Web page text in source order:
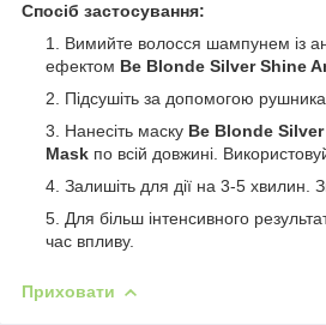
Спосіб застосування:
Вимийте волосся шампунем із
ефектом Be Blonde Silver Shine
Підcушіть за допомогою рушника.
Нанесіть маску Be Blonde
Mask по всій довжині.
Залишіть для дії на 3-5 хвилин.
Для більш інтенсивного
час впливу.
Приховати